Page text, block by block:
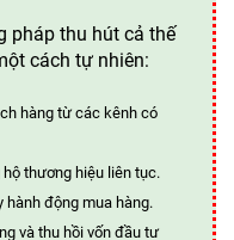
pháp thu hút cả thế
cách tự nhiên:
hàng từ các kênh có
thương hiệu liên tục.
hành động mua hàng.
và thu hồi vốn đầu tư